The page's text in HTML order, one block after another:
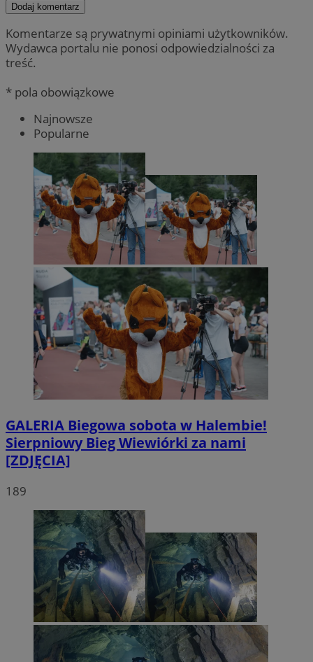
Dodaj komentarz
Komentarze są prywatnymi opiniami użytkowników.
Wydawca portalu nie ponosi odpowiedzialności za
treść.
* pola obowiązkowe
Najnowsze
Popularne
GALERIA Biegowa sobota w Halembie!
Sierpniowy Bieg Wiewiórki za nami
[ZDJĘCIA]
189